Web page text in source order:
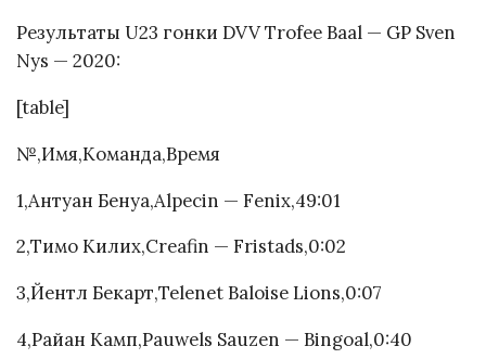
Результаты U23 гонки DVV Trofee Baal — GP Sven
Nys — 2020:
[table]
№,Имя,Команда,Время
1,Антуан Бенуа,Alpecin — Fenix,49:01
2,Тимо Килих,Creafin — Fristads,0:02
3,Йентл Бекарт,Telenet Baloise Lions,0:07
4,Райан Камп,Pauwels Sauzen — Bingoal,0:40